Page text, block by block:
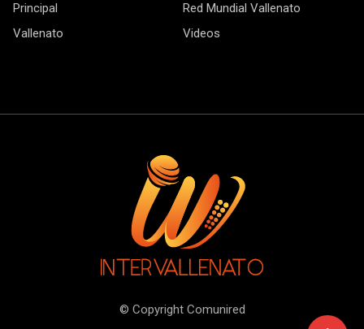
Principal
Red Mundial Vallenato
Vallenato
Videos
© Copyright Comunired